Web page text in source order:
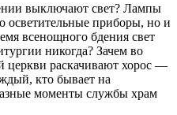
выключают свет? Лампы
осветительные приборы, но и
всенощного бдения свет
никогда? Зачем во
церкви раскачивают хорос —
кто бывает на
моменты службы храм